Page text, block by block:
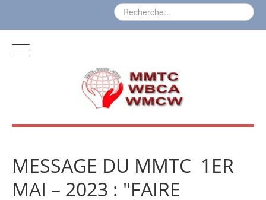
MESSAGE DU MMTC 1ER
MAI – 2023 : "FAIRE